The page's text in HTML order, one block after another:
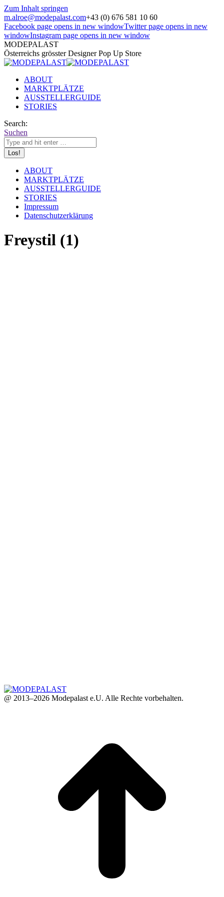
Zum Inhalt springen
m.alroe@modepalast.com+43 (0) 676 581 10 60
Facebook page opens in new windowTwitter page opens in new
windowInstagram page opens in new window
MODEPALAST
Österreichs grösster Designer Pop Up Store
ABOUT
MARKTPLÄTZE
AUSSTELLERGUIDE
STORIES
Search:
Suchen
ABOUT
MARKTPLÄTZE
AUSSTELLERGUIDE
STORIES
Impressum
Datenschutzerklärung
Freystil (1)
@ 2013–2026 Modepalast e.U. Alle Rechte vorbehalten.